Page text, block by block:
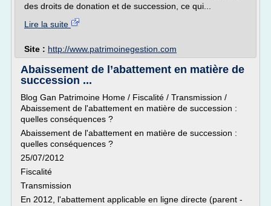
des droits de donation et de succession, ce qui...
Lire la suite
Site : http://www.patrimoinegestion.com
Abaissement de l’abattement en matière de
succession ...
Blog Gan Patrimoine Home / Fiscalité / Transmission /
Abaissement de l'abattement en matière de succession :
quelles conséquences ?
Abaissement de l'abattement en matière de succession :
quelles conséquences ?
25/07/2012
Fiscalité
Transmission
En 2012, l'abattement applicable en ligne directe (parent -